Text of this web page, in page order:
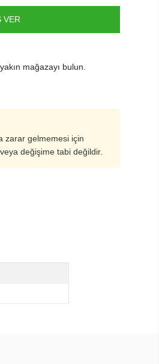
VER
mağazayı bulun.
zarar gelmemesi için
değişime tabi değildir.